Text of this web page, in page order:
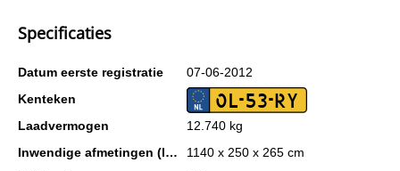
Specificaties
Datum eerste registratie
07-06-2012
Kenteken
OL-53-RY
Laadvermogen
12.740 kg
Inwendige afmetingen (lxbxh)
1140 x 250 x 265 cm